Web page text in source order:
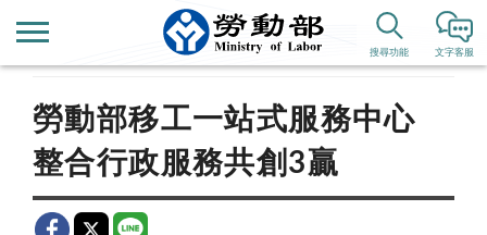
文字客服
搜尋功能
新聞公告 歷史新聞
勞動部移工一站式服務中心
整合行政服務共創3贏